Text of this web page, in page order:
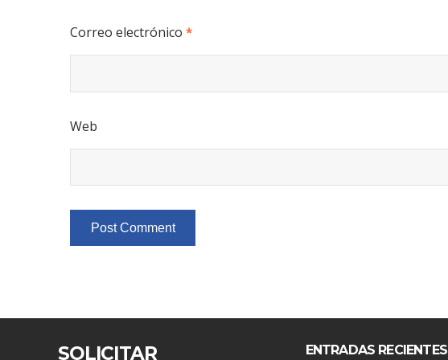
Correo electrónico *
Web
SOLICITAR ENTRADAS RECIENTES